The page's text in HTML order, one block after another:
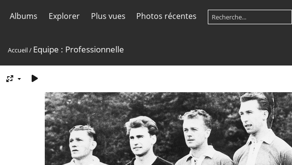
Albums Explorer Plus vues Photos récentes
Accueil/ Equipe : Professionnelle